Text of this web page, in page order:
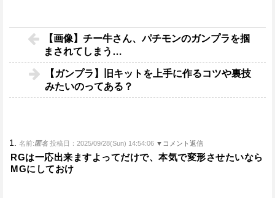
【画像】チー牛さん、パチモンのガンプラを掴
まされてしまう…
【ガンプラ】旧キットを上手に作るコツや裏技
みたいのってある？
1. 名前:匿名 投稿日：2025/09/28(Sun) 14:54:06 ▼コメント返信
RGは一応出来ますよってだけで、本気で変形させたいなら
MGにしておけ